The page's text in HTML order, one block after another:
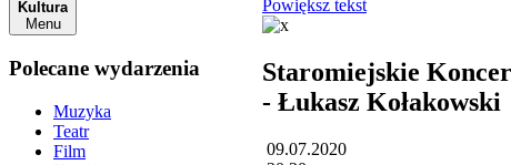
Kultura
Menu
Polecane wydarzenia
Muzyka
Teatr
Film
Powiększ tekst
Staromiejskie
- Łukasz Kołakowski
09.07.2020